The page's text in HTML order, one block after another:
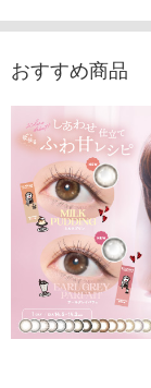
おすすめ商品